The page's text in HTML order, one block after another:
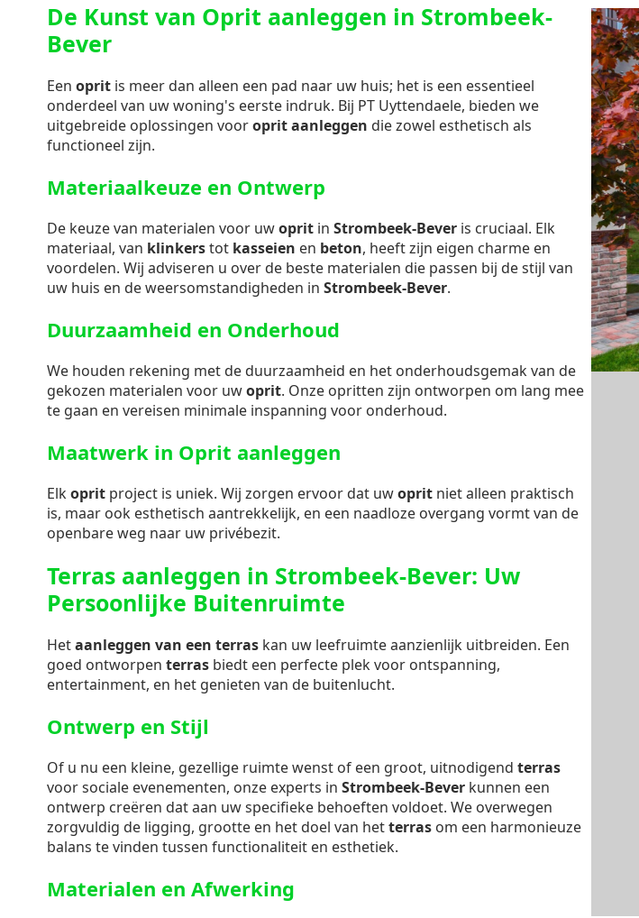
De Kunst van Oprit aanleggen in Strombeek-
Bever
Een oprit is meer dan alleen een pad naar uw huis; het is een essentieel
onderdeel van uw woning's eerste indruk. Bij PT Uyttendaele, bieden we
uitgebreide oplossingen vooroprit aanleggen die zowel esthetisch als
functioneel zijn.
Materiaalkeuze en Ontwerp
De keuze van materialen voor uwoprit in Strombeek-Bever is cruciaal. Elk
materiaal, van klinkerstot kasseien en beton, heeft zijn eigen charme en
voordelen. Wij adviseren u over de beste materialen die passen bij de stijl van
uw huis en de weersomstandigheden in Strombeek-Bever.
Duurzaamheid en Onderhoud
We houden rekening met de duurzaamheid en het onderhoudsgemak van de
gekozen materialen voor uwoprit. Onze opritten zijn ontworpen om lang mee
te gaan en vereisen minimale inspanning voor onderhoud.
Maatwerk in Oprit aanleggen
Elkoprit project is uniek. Wij zorgen ervoor dat uwoprit niet alleen praktisch
is, maar ook esthetisch aantrekkelijk, en een naadloze overgang vormt van de
openbare weg naar uw privébezit.
Terras aanleggen in Strombeek-Bever: Uw
Persoonlijke Buitenruimte
Hetaanleggen van een terras kan uw leefruimte aanzienlijk uitbreiden. Een
goed ontworpen terras biedt een perfecte plek voor ontspanning,
entertainment, en het genieten van de buitenlucht.
Ontwerp en Stijl
Of u nu een kleine, gezellige ruimte wenst of een groot, uitnodigend terras
voor sociale evenementen, onze experts in Strombeek-Bever kunnen een
ontwerp creëren dat aan uw specifieke behoeften voldoet. We overwegen
zorgvuldig de ligging, grootte en het doel van hetterras om een harmonieuze
balans te vinden tussen functionaliteit en esthetiek.
Materialen en Afwerking